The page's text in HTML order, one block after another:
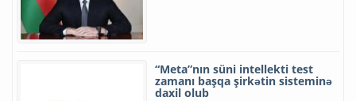
“Meta”nın süni intellekti test
zamanı başqa şirkətin sisteminə
daxil olub